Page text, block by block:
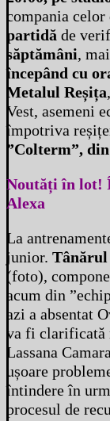
compania celor
partidă de
săptămâni,
începând cu
Metalul Reșița
Vest, asemeni
împotriva
”Colterm”,
Noutăți în lot!
Alexa
La
junior. Tânărul
(foto),
acum din
azi a absentat
va fi clarificată
Lassana
ușoare
întindere în
procesul de